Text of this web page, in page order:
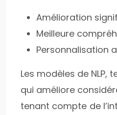
Amélioration
Meilleure
Personnalisation
Les modèles de
qui améliore
tenant compte de